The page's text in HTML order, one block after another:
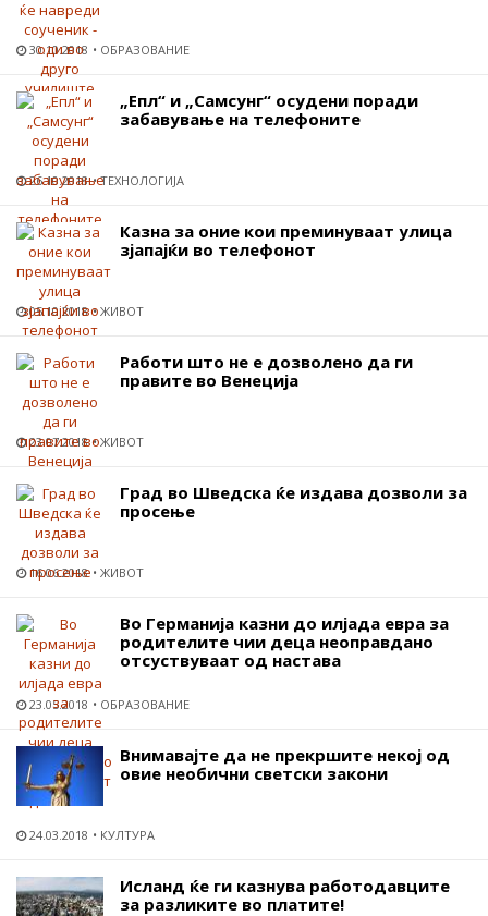
30.10.2018 ОБРАЗОВАНИЕ
„Епл“ и „Самсунг“ осудени поради
забавување на телефоните
26.10.2018 ТЕХНОЛОГИЈА
Казна за оние кои преминуваат улица
зјапајќи во телефонот
05.10.2018 ЖИВОТ
Работи што не е дозволено да ги
правите во Венеција
23.07.2018 ЖИВОТ
Град во Шведска ќе издава дозволи за
просење
16.06.2018 ЖИВОТ
Во Германија казни до илјада евра за
родителите чии деца неоправдано
отсуствуваат од настава
23.05.2018 ОБРАЗОВАНИЕ
Внимавајте да не прекршите некој од
овие необични светски закони
24.03.2018 КУЛТУРА
Исланд ќе ги казнува работодавците
за разликите во платите!